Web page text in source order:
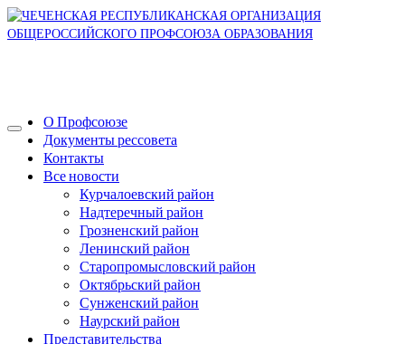
О Профсоюзе
Документы рессовета
Контакты
Все новости
Курчалоевский район
Надтеречный район
Грозненский район
Ленинский район
Старопромысловский район
Октябрьский район
Сунженский район
Наурский район
Представительства